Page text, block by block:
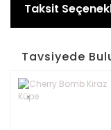
Taksit
Tavsiyede